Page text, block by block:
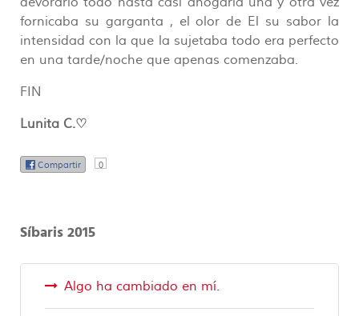
fornicaba su garganta , el olor de El su sabor la
intensidad con la que la sujetaba todo era perfecto
en una tarde/noche que apenas comenzaba.
FIN
Lunita C.♡
Compartir 0
Síbaris 2015
Algo ha cambiado en mí.